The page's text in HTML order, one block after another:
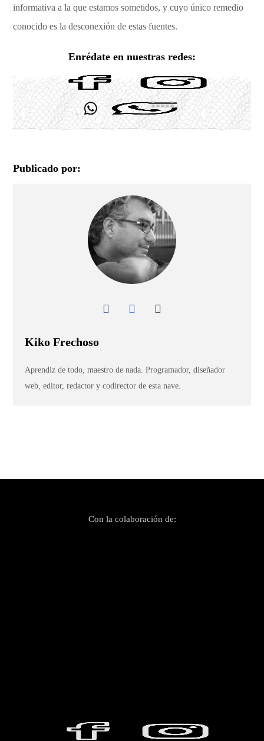
informativa a la que estamos sometidos, y cuyo único remedio
conocido es la desconexión de estas fuentes.
Enrédate en nuestras redes:
Publicado por:
Kiko Frechoso
Aprendiz de todo, maestro de nada. Programador, diseñador
web, editor, redactor y codirector de esta nave.
Con la colaboración de: